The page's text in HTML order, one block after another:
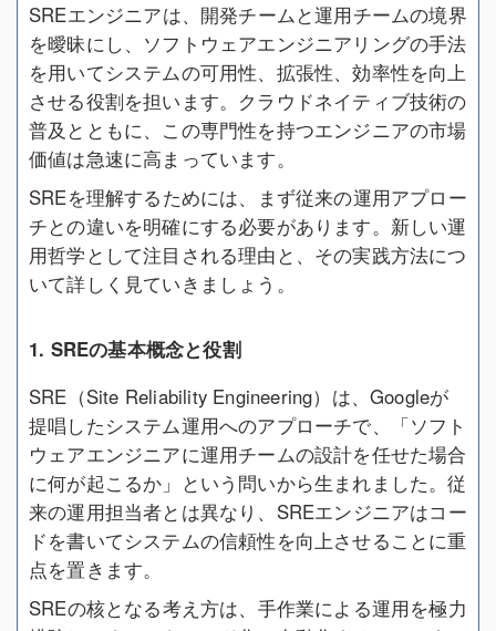
SREエンジニアは、開発チームと運用チームの境界
を曖昧にし、ソフトウェアエンジニアリングの手法
を用いてシステムの可用性、拡張性、効率性を向上
させる役割を担います。クラウドネイティブ技術の
普及とともに、この専門性を持つエンジニアの市場
価値は急速に高まっています。
SREを理解するためには、まず従来の運用アプロー
チとの違いを明確にする必要があります。新しい運
用哲学として注目される理由と、その実践方法につ
いて詳しく見ていきましょう。
1. SREの基本概念と役割
SRE（Site Reliability Engineering）は、Googleが
提唱したシステム運用へのアプローチで、「ソフト
ウェアエンジニアに運用チームの設計を任せた場合
に何が起こるか」という問いから生まれました。従
来の運用担当者とは異なり、SREエンジニアはコー
ドを書いてシステムの信頼性を向上させることに重
点を置きます。
SREの核となる考え方は、手作業による運用を極力